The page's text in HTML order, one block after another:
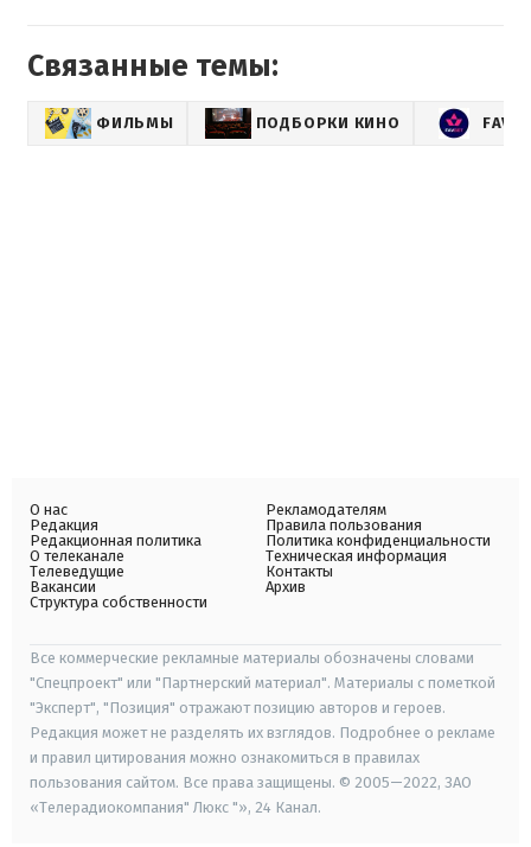
Связанные темы:
ФИЛЬМЫ ПОДБОРКИ КИНО
О нас
Редакция
Редакционная политика
О телеканале
Телеведущие
Вакансии
Структура собственности
Рекламодателям
Правила пользования
Политика конфиденциальности
Техническая информация
Контакты
Архив
Все коммерческие рекламные материалы обозначены словами
"Спецпроект" или "Партнерский материал". Материалы с пометкой
"Эксперт", "Позиция" отражают позицию авторов и героев.
Редакция может не разделять их взглядов. Подробнее о рекламе
и правил цитирования можно ознакомиться в правилах
пользования сайтом. Все права защищены. © 2005—2022, ЗАО
«Телерадиокомпания" Люкс "», 24 Канал.